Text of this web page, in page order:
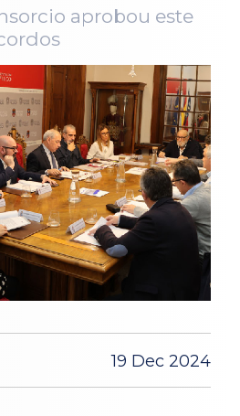
aprobou este
19 Dec 2024